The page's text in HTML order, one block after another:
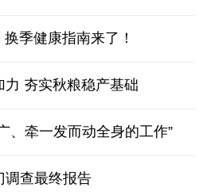
季健康指南来了！
夯实秋粮稳产基础
、牵一发而动全身的工作”
调查最终报告